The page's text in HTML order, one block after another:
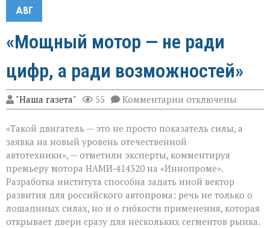
АВГ
«Мощный мотор — не ради
цифр, а ради возможностей»
"Наша газета" 55 Комментарии к
записи
мотор — не
ради
а
ради
возможностей»
отключены
«Такой двигатель — это не просто показатель силы, а
заявка на новый уровень отечественной
автотехники», — отметили эксперты, комментируя
премьеру мотора НАМИ‑414320 на «Иннопроме».
Разработка института способна задать иной вектор
развития для российского автопрома: речь не только о
лошадиных силах, но и о гибкости применения, которая
открывает двери сразу для нескольких сегментов рынка.